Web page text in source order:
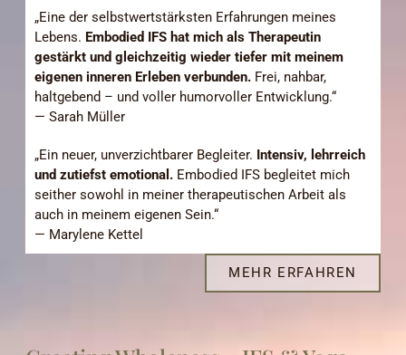
„Eine der selbstwertstärksten Erfahrungen meines
Lebens. Embodied IFS hat mich als Therapeutin
gestärkt und gleichzeitig wieder tiefer mit meinem
eigenen inneren Erleben verbunden. Frei, nahbar,
haltgebend – und voller humorvoller Entwicklung.“
— Sarah Müller
„Ein neuer, unverzichtbarer Begleiter. Intensiv, lehrreich
und zutiefst emotional. Embodied IFS begleitet mich
seither sowohl in meiner therapeutischen Arbeit als
auch in meinem eigenen Sein.“
— Marylene Kettel
MEHR ERFAHREN